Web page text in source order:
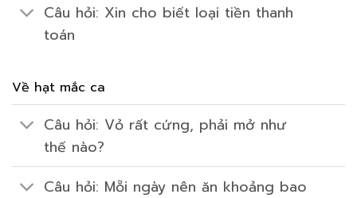
Câu hỏi: Xin cho biết loại tiền thanh
toán
Về hạt mắc ca
Câu hỏi: Vỏ rất cứng, phải mở như
thế nào?
Câu hỏi: Mỗi ngày nên ăn khoảng bao